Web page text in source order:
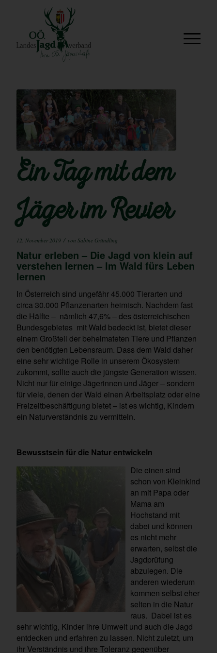
Ein Tag mit dem
Jäger im Revier
12. November 2019 / von Sabine Gründling
Natur erleben – Die Jagd von klein auf
verstehen lernen – Im Wald fürs Leben
lernen
In Österreich sind ungefähr 45.000 Tierarten und
circa 30.000 Pflanzenarten heimisch. Nachdem fast
die Hälfte – nämlich 47,6% – des österreichischen
Bundesgebietes mit Wald bedeckt ist, bietet dieser
einem Großteil der beheimateten Tiere und Pflanzen
den benötigten Lebensraum. Dass dem Wald daher
eine sehr wichtige Rolle in unserem Ökosystem
zukommt, sollte auch die jüngste Generation wissen.
Nicht nur für einige Jägerinnen und Jäger – sondern
für viele, denen der Wald einen Arbeitsplatz oder eine
Freizeitbeschäftigung bietet – ist es wichtig, Kindern
ein Naturverständnis zu vermitteln.
Bewusstsein für die Natur entwickeln
Die einen sind
schon von Kleinkind
an mit Papa oder
Mama am
Hochstand mit
dabei und können
es nicht mehr
erwarten, selbst die
Jagdprüfung
abzulegen. Die
anderen wiederum
kommen selbst eher
selten in die Natur
raus. Dabei ist es
sehr wichtig, Kinder ihre Umwelt und auch die Jagd
entdecken und erfahren zu lassen. Nicht zuletzt, um
ihr Verständnis und ihre Toleranz gegenüber